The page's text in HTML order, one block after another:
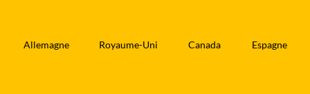
Allemagne Royaume-Uni Canada Espagne